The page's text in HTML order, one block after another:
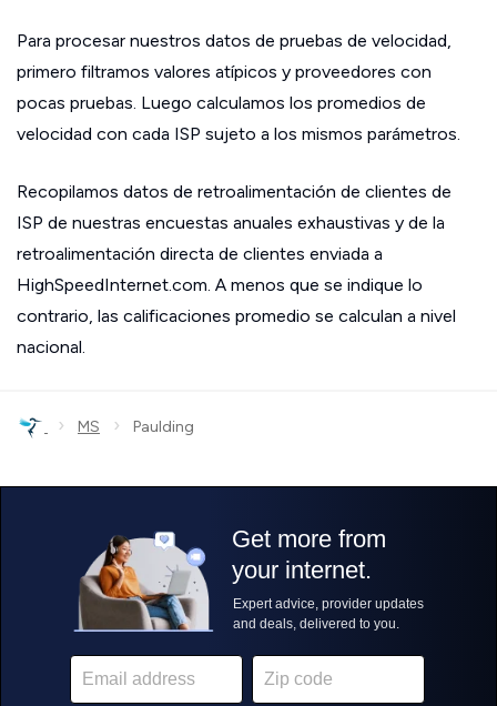
Para procesar nuestros datos de pruebas de velocidad,
primero filtramos valores atípicos y proveedores con
pocas pruebas. Luego calculamos los promedios de
velocidad con cada ISP sujeto a los mismos parámetros.
Recopilamos datos de retroalimentación de clientes de
ISP de nuestras encuestas anuales exhaustivas y de la
retroalimentación directa de clientes enviada a
HighSpeedInternet.com. A menos que se indique lo
contrario, las calificaciones promedio se calculan a nivel
nacional.
› MS › Paulding